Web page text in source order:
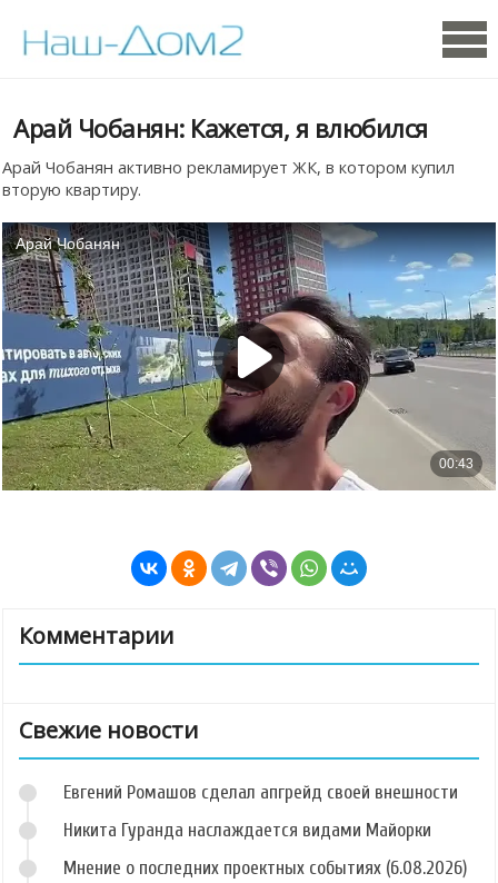
Арай Чобанян: Кажется, я влюбился
Арай Чобанян активно рекламирует ЖК, в котором купил
вторую квартиру.
Комментарии
Свежие новости
Евгений Ромашов сделал апгрейд своей внешности
Никита Гуранда наслаждается видами Майорки
Мнение о последних проектных событиях (6.08.2026)